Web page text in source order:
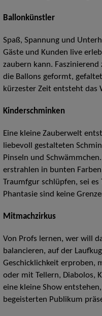
Ballonkünstler
Spaß, Spannung und
Gäste und Kunden live
zaubern kann.
die Ballons geformt,
kürzester Zeit entsteht das
Kinderschminken
Eine kleine Zauberwelt
liebevoll gestalteten
Pinseln und
erstrahlen in bunten
Traumfgur schlüpfen, sei
Phantasie sind keine
Mitmachzirkus
Von Profs lernen, wer will
balancieren, auf der
Geschicklichkeit erproben,
oder mit Tellern, Diabolos,
eine kleine Show
begeisterten Publikum